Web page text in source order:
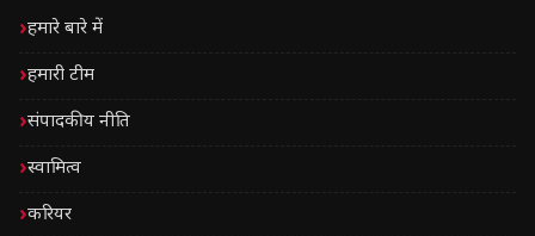
हमारे बारे में
हमारी टीम
संपादकीय नीति
स्वामित्व
करियर